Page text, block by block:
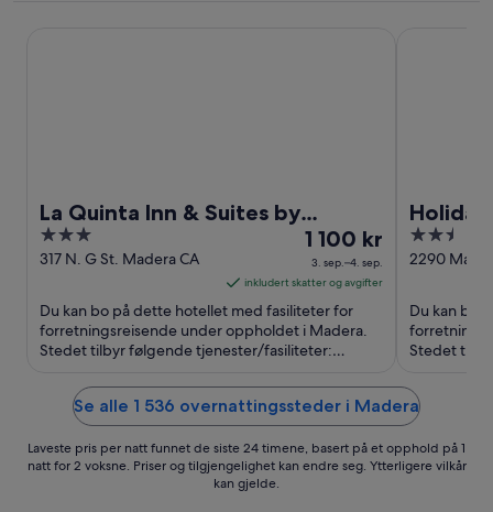
La Quinta Inn & Suites by
Wyndham Madera
3
out
5
317 N. G St. Madera CA
Prisen
er
1 100 kr
per
natt
fra
sep.
til
4.
sep.
1 100 kr
3. sep.–4. sep.
inkludert skatter og avgifter
Du kan bo på dette hotellet med fasiliteter for
forretningsreisende under oppholdet i Madera.
Stedet tilbyr følgende tjenester/fasiliteter:
Holiday
2.5
out
5
2290
Du kan bo
Stedet
Se alle 1 536 overnattingssteder i Madera
Laveste pris per natt funnet de siste 24 timene, basert på et opphold på 1
natt for 2 voksne. Priser og tilgjengelighet kan endre seg. Ytterligere vilkår
kan gjelde.